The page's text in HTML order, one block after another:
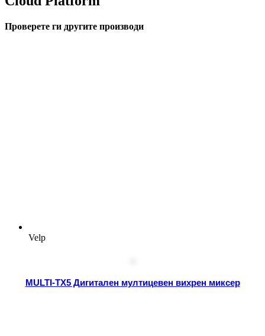
Проверете ги другите производи
Velp
MULTI-TX5 Дигитален мултицевен вихрен миксер